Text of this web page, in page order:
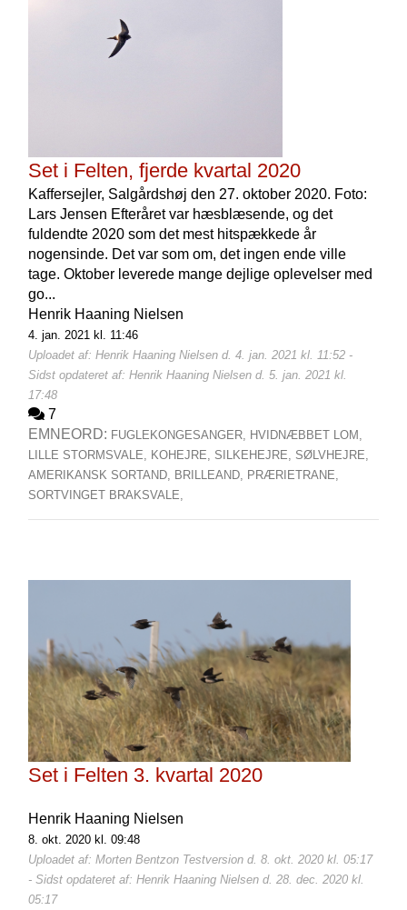
Set i Felten, fjerde kvartal 2020
Kaffersejler, Salgårdshøj den 27. oktober 2020. Foto:
Lars Jensen Efteråret var hæsblæsende, og det
fuldendte 2020 som det mest hitspækkede år
nogensinde. Det var som om, det ingen ende ville
tage. Oktober leverede mange dejlige oplevelser med
go...
Henrik Haaning Nielsen
4. jan. 2021 kl. 11:46
Uploadet af: Henrik Haaning Nielsen d. 4. jan. 2021 kl. 11:52 -
Sidst opdateret af: Henrik Haaning Nielsen d. 5. jan. 2021 kl.
17:48
7
EMNEORD: FUGLEKONGESANGER, HVIDNÆBBET LOM,
LILLE STORMSVALE, KOHEJRE, SILKEHEJRE, SØLVHEJRE,
AMERIKANSK SORTAND, BRILLEAND, PRÆRIETRANE,
SORTVINGET BRAKSVALE,
Set i Felten 3. kvartal 2020
Henrik Haaning Nielsen
8. okt. 2020 kl. 09:48
Uploadet af: Morten Bentzon Testversion d. 8. okt. 2020 kl. 05:17
- Sidst opdateret af: Henrik Haaning Nielsen d. 28. dec. 2020 kl.
05:17